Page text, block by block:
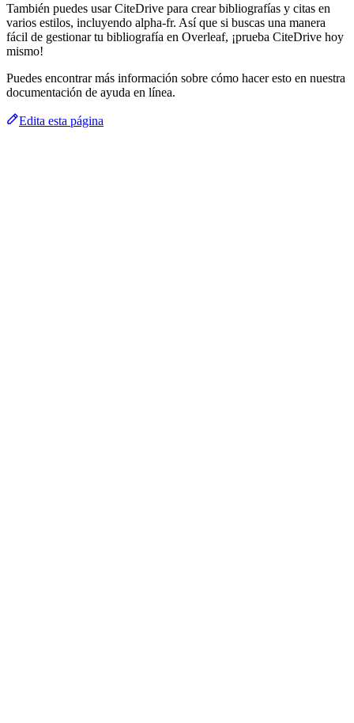
También puedes usar CiteDrive para crear bibliografías y citas en
varios estilos, incluyendo alpha-fr. Así que si buscas una manera
fácil de gestionar tu bibliografía en Overleaf, ¡prueba CiteDrive hoy
mismo!
Puedes encontrar más información sobre cómo hacer esto en nuestra
documentación de ayuda en línea.
Edita esta página